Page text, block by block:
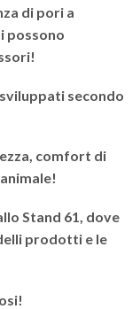
di pori a
possono
secondo
comfort di
Stand 61, dove
prodotti e le